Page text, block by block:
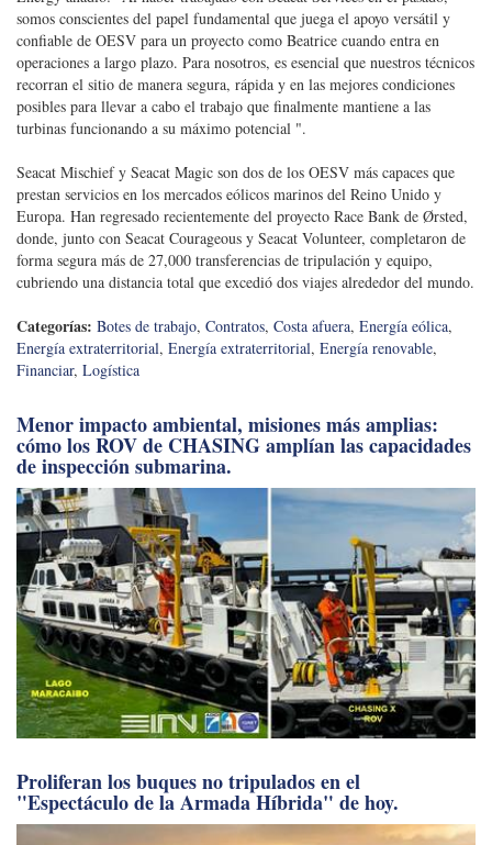
somos conscientes del papel fundamental que juega el apoyo versátil y
confiable de OESV para un proyecto como Beatrice cuando entra en
operaciones a largo plazo. Para nosotros, es esencial que nuestros técnicos
recorran el sitio de manera segura, rápida y en las mejores condiciones
posibles para llevar a cabo el trabajo que finalmente mantiene a las
turbinas funcionando a su máximo potencial ".
Seacat Mischief y Seacat Magic son dos de los OESV más capaces que
prestan servicios en los mercados eólicos marinos del Reino Unido y
Europa. Han regresado recientemente del proyecto Race Bank de Ørsted,
donde, junto con Seacat Courageous y Seacat Volunteer, completaron de
forma segura más de 27,000 transferencias de tripulación y equipo,
cubriendo una distancia total que excedió dos viajes alrededor del mundo.
Categorías: Botes de trabajo, Contratos, Costa afuera, Energía eólica,
Energía extraterritorial, Energía extraterritorial, Energía renovable,
Financiar, Logística
Menor impacto ambiental, misiones más amplias:
cómo los ROV de CHASING amplían las capacidades
de inspección submarina.
Proliferan los buques no tripulados en el
"Espectáculo de la Armada Híbrida" de hoy.